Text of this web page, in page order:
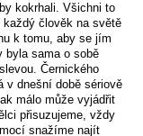
kokrhali. Všichni to
každý člověk na světě
k tomu, aby se jím
byla sama o sobě
Černického
v dnešní době sériově
málo může vyjádřit
přisuzujeme, vždy
snažíme najít